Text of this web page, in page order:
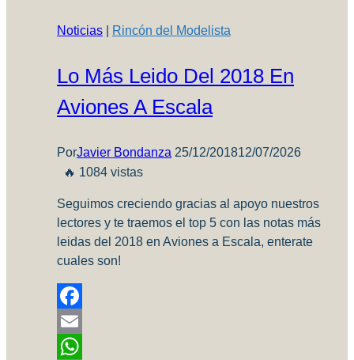
Noticias Rincón del Modelista
Lo Más Leido Del 2018 En
Aviones A Escala
PorJavier Bondanza 25/12/201812/07/2026
🔥 1084 vistas
Seguimos creciendo gracias al apoyo nuestros
lectores y te traemos el top 5 con las notas más
leidas del 2018 en Aviones a Escala, enterate
cuales son!
Facebook
Email